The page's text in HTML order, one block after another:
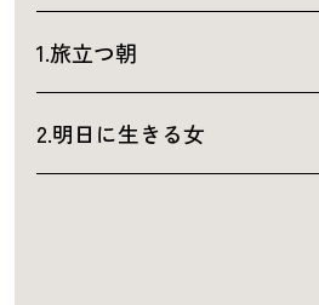
1.旅立つ朝
2.明日に生きる女